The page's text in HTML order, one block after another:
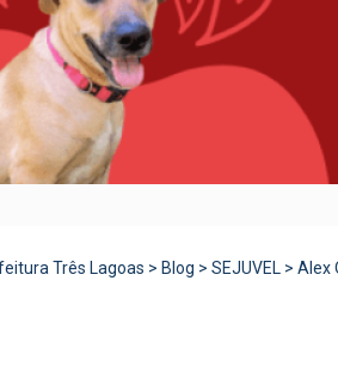
Três Lagoas > Blog > SEJUVEL > Alex